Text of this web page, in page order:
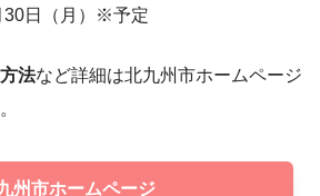
30日（月）※予定
法など詳細は北九州市ホームページ
州市ホームページ